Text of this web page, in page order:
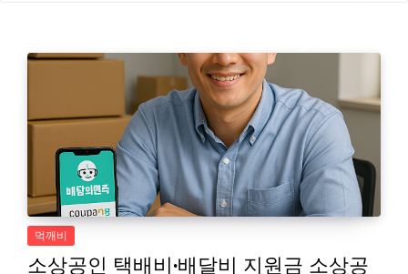
먹깨비
소상공인 택배비·배달비 지원금 소상공